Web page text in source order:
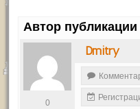
Автор публикации
Dmitry
0